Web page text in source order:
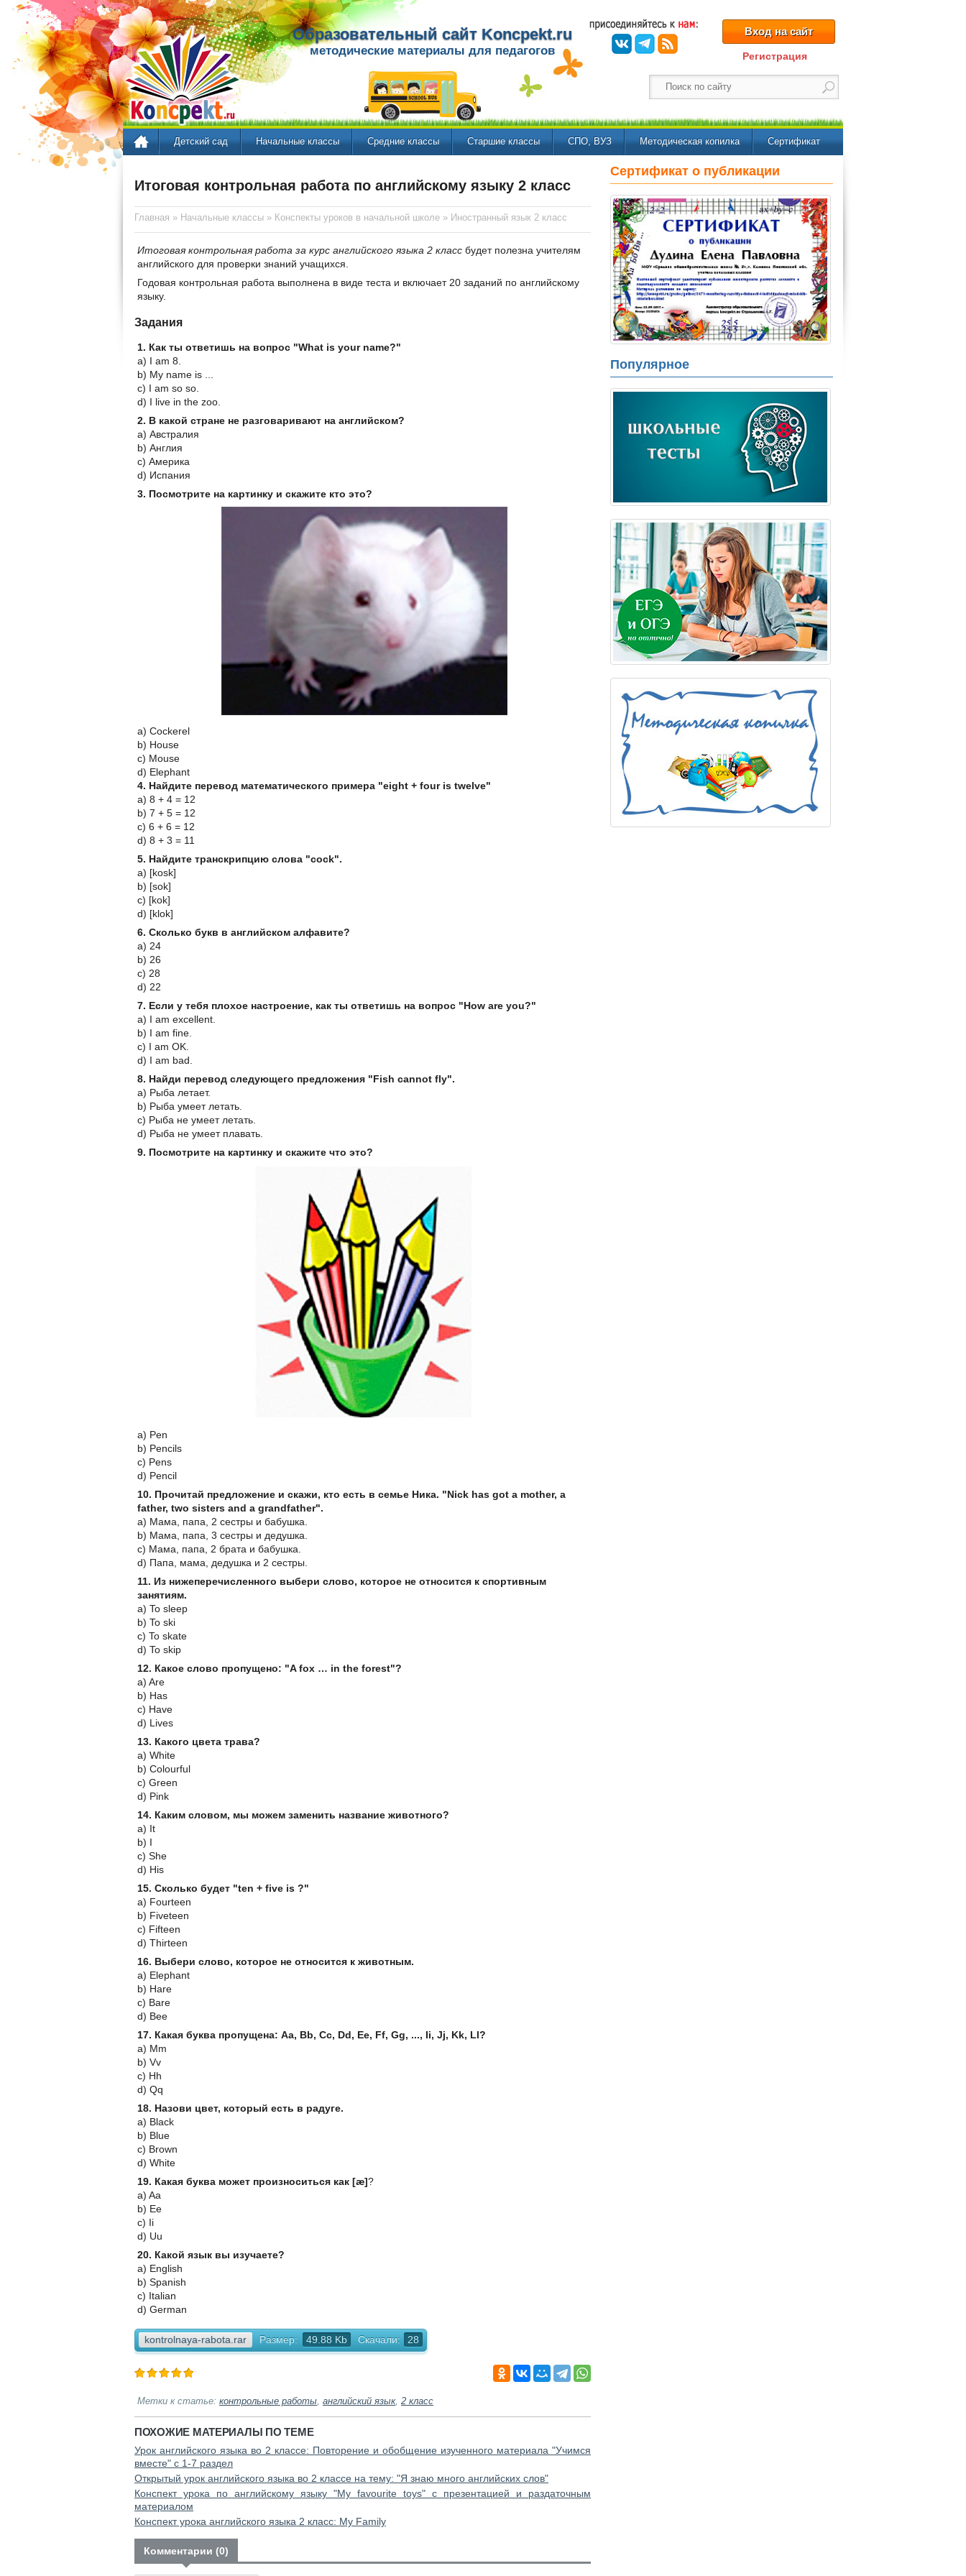
Образовательный сайт Koncpekt.ru
методические материалы для педагогов
Вход на сайт
Регистрация
Детский сад Начальные классы Средние классы Старшие классы СПО, ВУЗ Методическая копилка Сертификат
Итоговая контрольная работа по английскому языку 2 класс
Главная » Начальные классы » Конспекты уроков в начальной школе » Иностранный язык 2 класс
Итоговая контрольная работа за курс английского языка 2 класс будет полезна учителям
английского для проверки знаний учащихся.
Годовая контрольная работа выполнена в виде теста и включает 20 заданий по английскому
языку.
Задания
1. Как ты ответишь на вопрос "What is your name?"
a) I am 8.
b) My name is ...
c) I am so so.
d) I live in the zoo.
2. В какой стране не разговаривают на английском?
a) Австралия
b) Англия
c) Америка
d) Испания
3. Посмотрите на картинку и скажите кто это?
a) Cockerel
b) House
c) Mouse
d) Elephant
4. Найдите перевод математического примера "eight + four is twelve"
a) 8 + 4 = 12
b) 7 + 5 = 12
c) 6 + 6 = 12
d) 8 + 3 = 11
5. Найдите транскрипцию слова "cock".
a) [kosk]
b) [sok]
c) [kok]
d) [klok]
6. Сколько букв в английском алфавите?
a) 24
b) 26
c) 28
d) 22
7. Если у тебя плохое настроение, как ты ответишь на вопрос "How are you?"
a) I am excellent.
b) I am fine.
c) I am OK.
d) I am bad.
8. Найди перевод следующего предложения "Fish cannot fly".
a) Рыба летает.
b) Рыба умеет летать.
c) Рыба не умеет летать.
d) Рыба не умеет плавать.
9. Посмотрите на картинку и скажите что это?
a) Pen
b) Pencils
c) Pens
d) Pencil
10. Прочитай предложение и скажи, кто есть в семье Ника. "Nick has got a mother, a
father, two sisters and a grandfather".
a) Мама, папа, 2 сестры и бабушка.
b) Мама, папа, 3 сестры и дедушка.
c) Мама, папа, 2 брата и бабушка.
d) Папа, мама, дедушка и 2 сестры.
11. Из нижеперечисленного выбери слово, которое не относится к спортивным
занятиям.
a) To sleep
b) To ski
c) To skate
d) To skip
12. Какое слово пропущено: "A fox … in the forest"?
a) Are
b) Has
c) Have
d) Lives
13. Какого цвета трава?
a) White
b) Colourful
c) Green
d) Pink
14. Каким словом, мы можем заменить название животного?
a) It
b) I
c) She
d) His
15. Сколько будет "ten + five is ?"
a) Fourteen
b) Fiveteen
c) Fifteen
d) Thirteen
16. Выбери слово, которое не относится к животным.
a) Elephant
b) Hare
c) Bare
d) Bee
17. Какая буква пропущена: Aa, Bb, Cc, Dd, Ee, Ff, Gg, ..., Ii, Jj, Kk, Ll?
a) Mm
b) Vv
c) Hh
d) Qq
18. Назови цвет, который есть в радуге.
a) Black
b) Blue
c) Brown
d) White
19. Какая буква может произноситься как [ӕ]?
a) Aa
b) Ee
c) Ii
d) Uu
20. Какой язык вы изучаете?
a) English
b) Spanish
c) Italian
d) German
kontrolnaya-rabota.rar Размер: 49.88 Kb Скачали: 28
Метки к статье: контрольные работы, английский язык, 2 класс
ПОХОЖИЕ МАТЕРИАЛЫ ПО ТЕМЕ
Урок английского языка во 2 классе: Повторение и обобщение изученного материала "Учимся
вместе" с 1-7 раздел
Открытый урок английского языка во 2 классе на тему: "Я знаю много английских слов"
Конспект урока по английскому языку "My favourite toys" с презентацией и раздаточным
материалом
Конспект урока английского языка 2 класс: My Family
Комментарии (0)
Сертификат о публикации
Популярное